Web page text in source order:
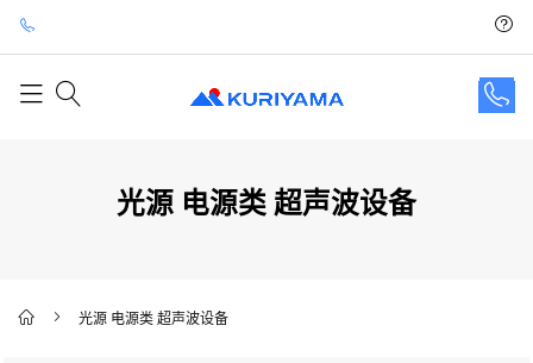
光源 电源类 超声波设备
光源 电源类 超声波设备